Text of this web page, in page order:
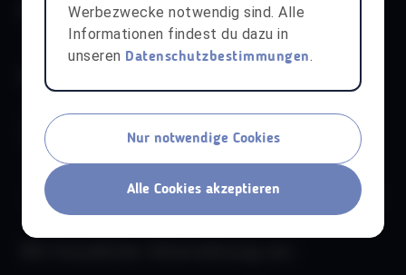
Werbezwecke notwendig sind. Alle
Informationen findest du dazu in
unseren Datenschutzbestimmungen.
Nur notwendige Cookies
Alle Cookies akzeptieren
Barrierefreiheit aha Liechtenstein
Werde Teil unserer Community: